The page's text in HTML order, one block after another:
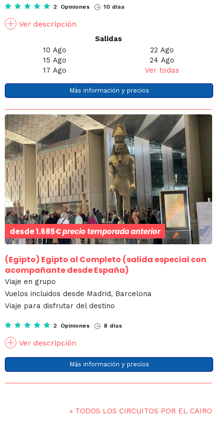
2 Opiniones 10 días
Ver descripción
Salidas
10 Ago
15 Ago
17 Ago
22 Ago
24 Ago
Ver todas
Más información y precios
desde1.685€precio temporada anterior
(Egipto) Egipto al Completo (salida especial con
acompañante desde España)
Viaje en grupo
Vuelos incluidos desde Madrid, Barcelona
Viaje para disfrutar del destino
2 Opiniones 8 días
Ver descripción
Más información y precios
» TODOS LOS CIRCUITOS POR EL CAIRO